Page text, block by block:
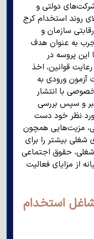
دولتی و
روند استخدام کرج
سازمان و
به عنوان هدف
این پروسه در
قوانین، اخذ
آزمون ورودی به
با انتشار
و سپس بررسی
نظر خود دست
مزیت‌هایی همچون
بیشتر را برای
شغلی، حقوق اجتماعی
از مزایای فعالیت
استخدام